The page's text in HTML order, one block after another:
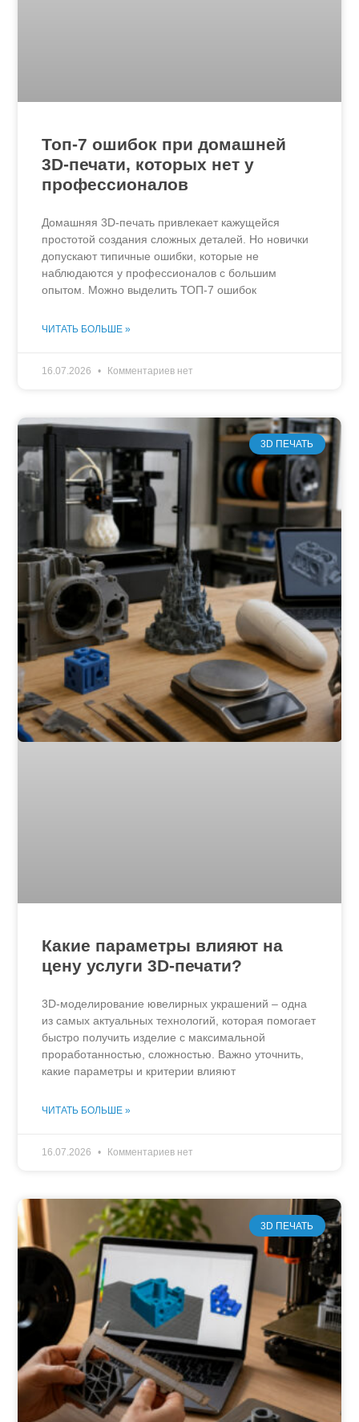
Топ-7 ошибок при домашней
3D-печати, которых нет у
профессионалов
Домашняя 3D-печать привлекает кажущейся
простотой создания сложных деталей. Но новички
допускают типичные ошибки, которые не
наблюдаются у профессионалов с большим
опытом. Можно выделить ТОП-7 ошибок
ЧИТАТЬ БОЛЬШЕ »
16.07.2026 Комментариев нет
3D ПЕЧАТЬ
Какие параметры влияют на
цену услуги 3D-печати?
3D-моделирование ювелирных украшений – одна
из самых актуальных технологий, которая помогает
быстро получить изделие с максимальной
проработанностью, сложностью. Важно уточнить,
какие параметры и критерии влияют
ЧИТАТЬ БОЛЬШЕ »
16.07.2026 Комментариев нет
3D ПЕЧАТЬ